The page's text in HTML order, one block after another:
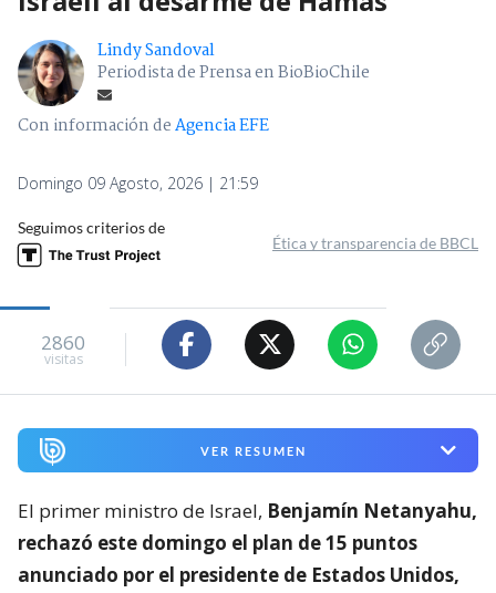
Lindy Sandoval
Periodista de Prensa en BioBioChile
Con información deAgencia EFE
Domingo 09 Agosto, 2026 | 21:59
Seguimos criterios de
Ética y transparencia de BBCL
2860
visitas
VER RESUMEN
El primer ministro de Israel, Benjamín Netanyahu,
rechazó este domingo el plan de 15 puntos
anunciado por el presidente de Estados Unidos,